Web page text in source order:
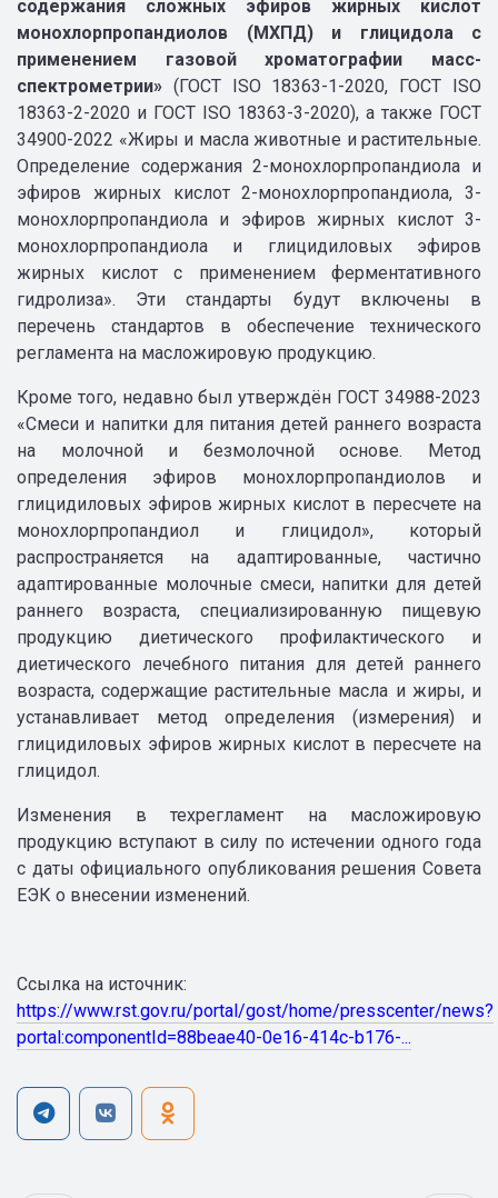
содержания сложных эфиров жирных кислот
монохлорпропандиолов (МХПД) и глицидола с
применением газовой хроматографии масс-
спектрометрии» (ГОСТ ISO 18363-1-2020, ГОСТ ISO
18363-2-2020 и ГОСТ ISO 18363-3-2020), а также ГОСТ
34900-2022 «Жиры и масла животные и растительные.
Определение содержания 2-монохлорпропандиола и
эфиров жирных кислот 2-монохлорпропандиола, 3-
монохлорпропандиола и эфиров жирных кислот 3-
монохлорпропандиола и глицидиловых эфиров
жирных кислот с применением ферментативного
гидролиза». Эти стандарты будут включены в
перечень стандартов в обеспечение технического
регламента на масложировую продукцию.
Кроме того, недавно был утверждён ГОСТ 34988-2023
«Смеси и напитки для питания детей раннего возраста
на молочной и безмолочной основе. Метод
определения эфиров монохлорпропандиолов и
глицидиловых эфиров жирных кислот в пересчете на
монохлорпропандиол и глицидол», который
распространяется на адаптированные, частично
адаптированные молочные смеси, напитки для детей
раннего возраста, специализированную пищевую
продукцию диетического профилактического и
диетического лечебного питания для детей раннего
возраста, содержащие растительные масла и жиры, и
устанавливает метод определения (измерения) и
глицидиловых эфиров жирных кислот в пересчете на
глицидол.
Изменения в техрегламент на масложировую
продукцию вступают в силу по истечении одного года
с даты официального опубликования решения Совета
ЕЭК о внесении изменений.
Ссылка на источник:
https://www.rst.gov.ru/portal/gost/home/presscenter/news?
portal:componentId=88beae40-0e16-414c-b176-...